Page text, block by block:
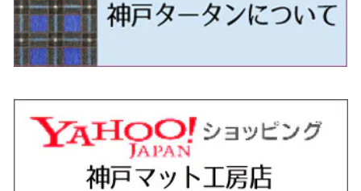
H24/5～R1/10（後期）
H24/8～H30/3 180系
カムリ
H24/5～ 160系
カローラ・クロス
カローラ・スポーツ
H13/6～H18/11 V35
H26/2～ V37
スカイライン・クロスオーバー
H11/6～H16/10 Y34
H1/6～H11/6 Y30
セレナ
H22/11～H28/9 C26
H24/12～H29/5 LA300/310
レヴォーグ
H15/6～R2/8 BN/BM/BL系
レガシィアウトバック
H15/10～ BP/BR/BS/BT系
レガシィツーリングワゴン
H20/7～30/3 CC系
ファミリア バン
H30/6～ 160系
H24/10～ MJ系
フレアクロスオーバー
H26/1～ MS系
H23/9～ LA300系
ミラ・ココア
H30/6～ LA550/560S
ムーヴ
H26/12～R5/7 LA150/160S
ムーヴキャンバス
H23/12～
H25/3～R5/11
R5/11～ MK54S・MK94S
スペーシアベース
H23/1～H27/8 MA15S
H27/8～R2/12 MA26/36/46S
ハスラー
H26/1～ MR系
H23/10～H31/4 BM20 7人乗
デリカＤ：５
R5/5～ B30系/BA系
パジェロ
H18/10～R1/8 7人乗ロング V90系
R6/3～ DG5
ZR-V
H11/6～H30/7 バン HH5・HH6
H21/12～R3/4 トラック
アコード・アコードハイブリッド
H25/6～R2/2 CR系
H30/3～ AW系
H27/4～